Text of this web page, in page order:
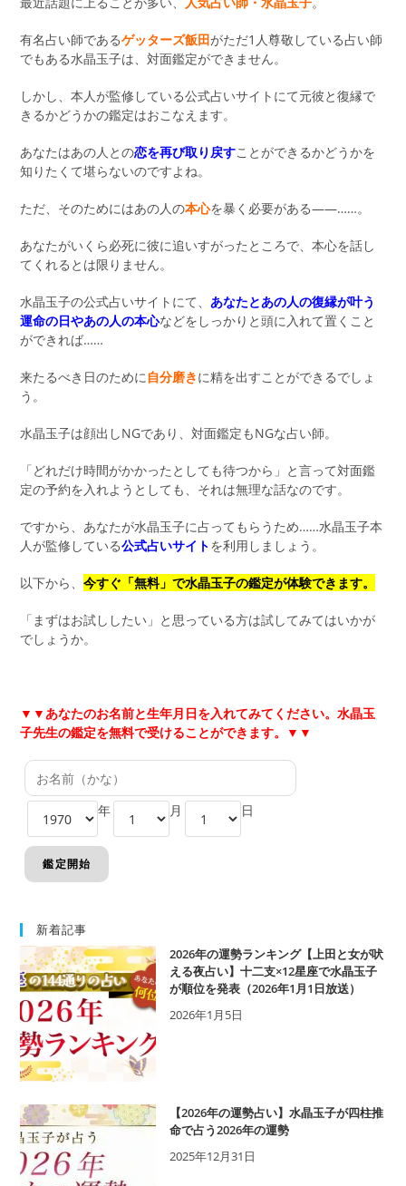
有名占い師であるゲッターズ飯田がただ1人尊敬している占い師
でもある水晶玉子は、対面鑑定ができません。
しかし、本人が監修している公式占いサイトにて元彼と復縁で
きるかどうかの鑑定はおこなえます。
あなたはあの人との恋を再び取り戻すことができるかどうかを
知りたくて堪らないのですよね。
ただ、そのためにはあの人の本心を暴く必要がある――……。
あなたがいくら必死に彼に追いすがったところで、本心を話し
てくれるとは限りません。
水晶玉子の公式占いサイトにて、あなたとあの人の復縁が叶う
運命の日やあの人の本心などをしっかりと頭に入れて置くこと
ができれば……
来たるべき日のために自分磨きに精を出すことができるでしょ
う。
水晶玉子は顔出しNGであり、対面鑑定もNGな占い師。
「どれだけ時間がかかったとしても待つから」と言って対面鑑
定の予約を入れようとしても、それは無理な話なのです。
ですから、あなたが水晶玉子に占ってもらうため……水晶玉子本
人が監修している公式占いサイトを利用しましょう。
以下から、今すぐ「無料」で水晶玉子の鑑定が体験できます。
「まずはお試ししたい」と思っている方は試してみてはいかが
でしょうか。
▼▼あなたのお名前と生年月日を入れてみてください。水晶玉
子先生の鑑定を無料で受けることができます。▼▼
年 月 日
新着記事
2026年の運勢ランキング【上田と女が吠
える夜占い】十二支×12星座で水晶玉子
が順位を発表（2026年1月1日放送）
2026年1月5日
【2026年の運勢占い】水晶玉子が四柱推
命で占う2026年の運勢
2025年12月31日